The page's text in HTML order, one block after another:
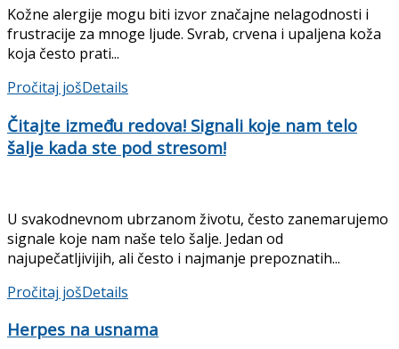
Kožne alergije mogu biti izvor značajne nelagodnosti i
frustracije za mnoge ljude. Svrab, crvena i upaljena koža
koja često prati...
Pročitaj jošDetails
Čitajte između redova! Signali koje nam telo
šalje kada ste pod stresom!
U svakodnevnom ubrzanom životu, često zanemarujemo
signale koje nam naše telo šalje. Jedan od
najupečatljivijih, ali često i najmanje prepoznatih...
Pročitaj jošDetails
Herpes na usnama